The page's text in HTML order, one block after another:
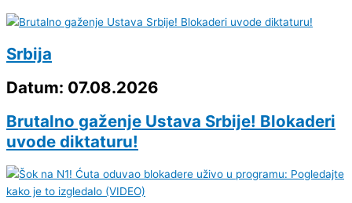
Srbija
Datum: 07.08.2026
Brutalno gaženje Ustava Srbije! Blokaderi
uvode diktaturu!